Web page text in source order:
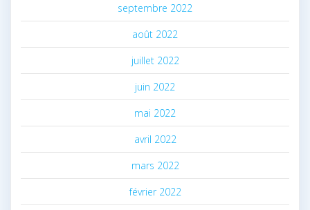
septembre 2022
août 2022
juillet 2022
juin 2022
mai 2022
avril 2022
mars 2022
février 2022